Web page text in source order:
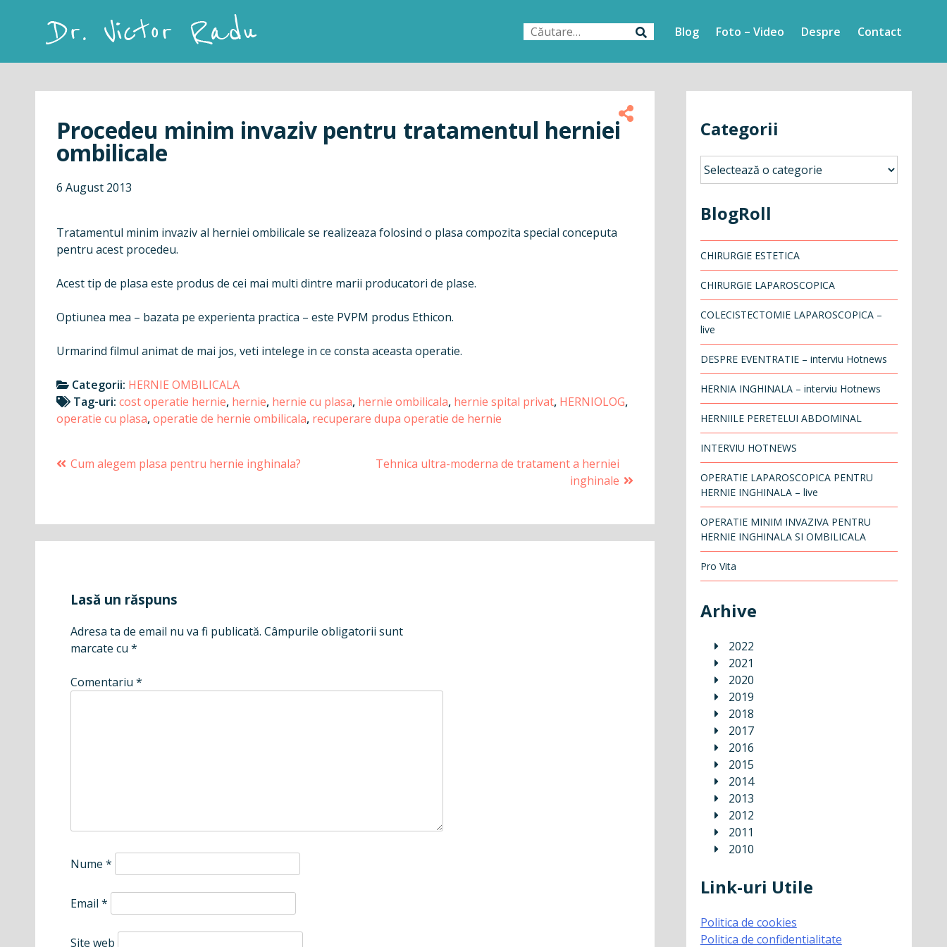
Caută
Blog Foto – Video Despre Contact
Procedeu minim invaziv pentru tratamentul herniei
ombilicale
6 August 2013
Tratamentul minim invaziv al herniei ombilicale se realizeaza folosind o plasa compozita special conceputa
pentru acest procedeu.
Acest tip de plasa este produs de cei mai multi dintre marii producatori de plase.
Optiunea mea – bazata pe experienta practica – este PVPM produs Ethicon.
Urmarind filmul animat de mai jos, veti intelege in ce consta aceasta operatie.
Categorii: HERNIE OMBILICALA
Tag-uri:cost operatie hernie, hernie, hernie cu plasa, hernie ombilicala, hernie spital privat, HERNIOLOG,
operatie cu plasa,operatie de hernie ombilicala, recuperare dupa operatie de hernie
Navigare
Cum alegem plasa pentru hernie inghinala?
Tehnica ultra-moderna de tratament a herniei
inghinale
Lasă un răspuns
Adresa ta de email nu va fi publicată. Câmpurile obligatorii sunt
marcate cu*
Comentariu*
Nume*
Email*
Site web
Categorii
Categorii
BlogRoll
CHIRURGIE ESTETICA
CHIRURGIE LAPAROSCOPICA
COLECISTECTOMIE LAPAROSCOPICA –
live
DESPRE EVENTRATIE – interviu Hotnews
HERNIA INGHINALA – interviu Hotnews
HERNIILE PERETELUI ABDOMINAL
INTERVIU HOTNEWS
OPERATIE LAPAROSCOPICA PENTRU
HERNIE INGHINALA – live
OPERATIE MINIM INVAZIVA PENTRU
HERNIE INGHINALA SI OMBILICALA
Pro Vita
Arhive
2022
2021
2020
2019
2018
2017
2016
2015
2014
2013
2012
2011
2010
Link-uri Utile
Politica de cookies
Politica de confidentialitate